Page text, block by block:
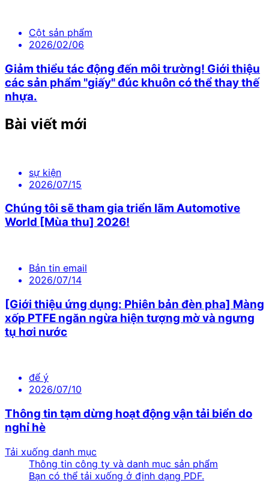
Cột sản phẩm
2026/02/06
Giảm thiểu tác động đến môi trường! Giới thiệu
các sản phẩm "giấy" đúc khuôn có thể thay thế
nhựa.
Bài viết mới
sự kiện
2026/07/15
Chúng tôi sẽ tham gia triển lãm Automotive
World [Mùa thu] 2026!
Bản tin email
2026/07/14
[Giới thiệu ứng dụng: Phiên bản đèn pha] Màng
xốp PTFE ngăn ngừa hiện tượng mờ và ngưng
tụ hơi nước
để ý
2026/07/10
Thông tin tạm dừng hoạt động vận tải biển do
nghỉ hè
Tải xuống danh mục
Thông tin công ty và danh mục sản phẩm
Bạn có thể tải xuống ở định dạng PDF.